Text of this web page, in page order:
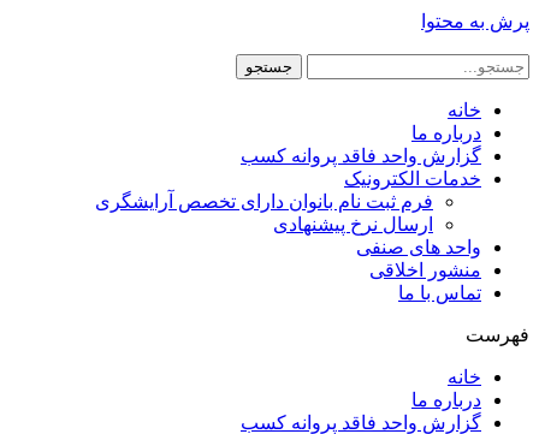
پرش به محتوا
جستجو
خانه
درباره ما
گزارش واحد فاقد پروانه کسب
خدمات الکترونیک
فرم ثبت نام بانوان دارای تخصص آرایشگری
ارسال نرخ پیشنهادی
واحد های صنفی
منشور اخلاقی
تماس با ما
فهرست
خانه
درباره ما
گزارش واحد فاقد پروانه کسب